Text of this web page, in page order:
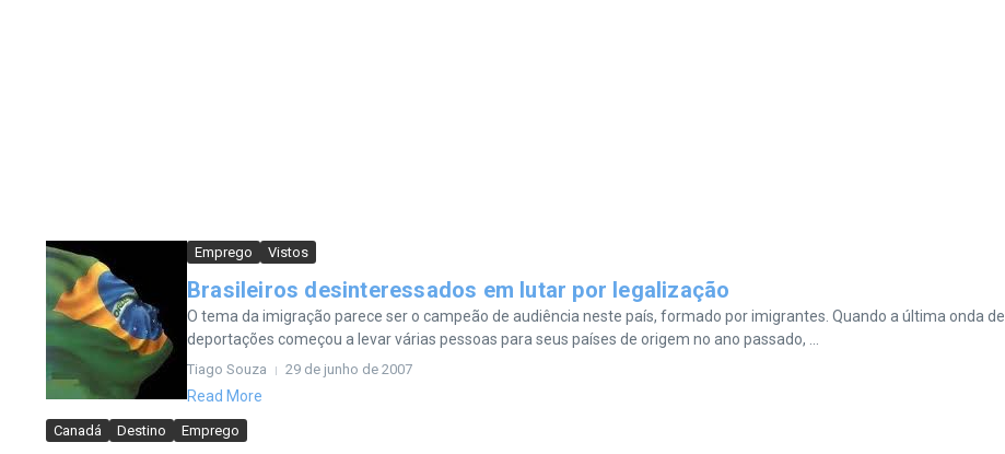
Emprego Vistos
Brasileiros desinteressados em lutar por legalização
O tema da imigração parece ser o campeão de audiência neste país, formado por imigrantes. Quando a última onda de
deportações começou a levar várias pessoas para seus países de origem no ano passado, ...
Tiago Souza 29 de junho de 2007
Read More
Canadá Destino Emprego